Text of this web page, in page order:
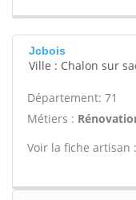
Jcbois
Ville : Chalon sur
Département: 71
Métiers :
Voir la fiche artisan :